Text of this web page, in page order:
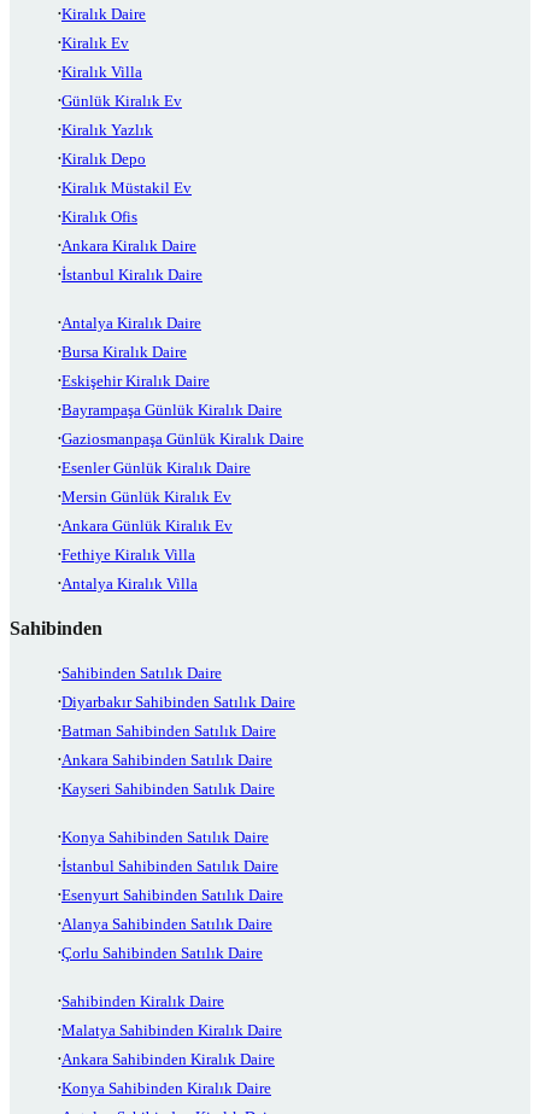
Kiralık Daire
Kiralık Ev
Kiralık Villa
Günlük Kiralık Ev
Kiralık Yazlık
Kiralık Depo
Kiralık Müstakil Ev
Kiralık Ofis
Ankara Kiralık Daire
İstanbul Kiralık Daire
Antalya Kiralık Daire
Bursa Kiralık Daire
Eskişehir Kiralık Daire
Bayrampaşa Günlük Kiralık Daire
Gaziosmanpaşa Günlük Kiralık Daire
Esenler Günlük Kiralık Daire
Mersin Günlük Kiralık Ev
Ankara Günlük Kiralık Ev
Fethiye Kiralık Villa
Antalya Kiralık Villa
Sahibinden
Sahibinden Satılık Daire
Diyarbakır Sahibinden Satılık Daire
Batman Sahibinden Satılık Daire
Ankara Sahibinden Satılık Daire
Kayseri Sahibinden Satılık Daire
Konya Sahibinden Satılık Daire
İstanbul Sahibinden Satılık Daire
Esenyurt Sahibinden Satılık Daire
Alanya Sahibinden Satılık Daire
Çorlu Sahibinden Satılık Daire
Sahibinden Kiralık Daire
Malatya Sahibinden Kiralık Daire
Ankara Sahibinden Kiralık Daire
Konya Sahibinden Kiralık Daire